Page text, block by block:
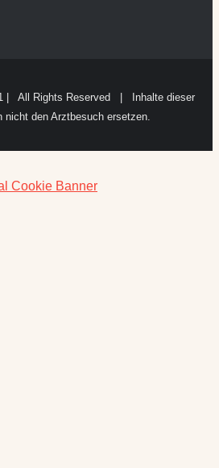
| All Rights Reserved | Inhalte dieser
nicht den Arztbesuch ersetzen.
Cookie Banner